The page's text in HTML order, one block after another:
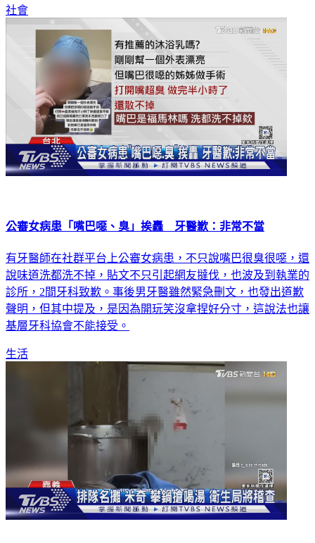
社會
公審女病患「嘴巴噁、臭」挨轟 牙醫歉：非常不當
有牙醫師在社群平台上公審女病患，不只說嘴巴很臭很噁，還
說味道洗都洗不掉，貼文不只引起網友撻伐，也波及到執業的
診所，2間牙科致歉。事後男牙醫雖然緊急刪文，也發出道歉
聲明，但其中提及，是因為開玩笑沒拿捏好分寸，這說法也讓
基層牙科協會不能接受。
生活